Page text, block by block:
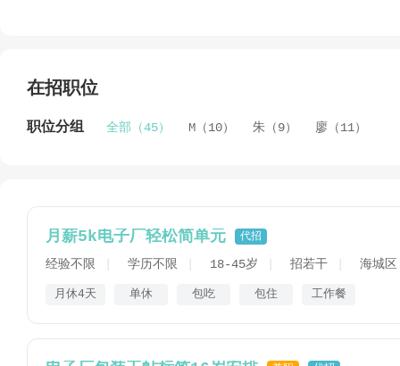
厂建设、人才测评等专业服务。
在招职位
职位分组 全部（45） M（10） 朱（9） 廖（11）
月薪5k电子厂轻松简单元 代招
经验不限 学历不限 18-45岁 招若干 海城
月休4天 单休 包吃 包住 工作餐